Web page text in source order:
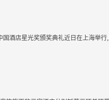
国酒店星光奖颁奖典礼近日在上海举行,